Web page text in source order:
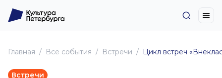
Главная Все события Встречи Цикл встреч
Встречи